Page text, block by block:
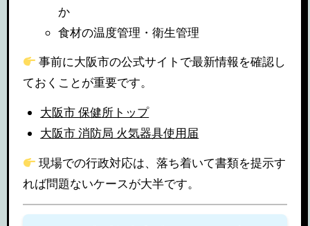
か
食材の温度管理・衛生管理
事前に大阪市の公式サイトで最新情報を確認し
ておくことが重要です。
大阪市 保健所トップ
大阪市 消防局 火気器具使用届
現場での行政対応は、落ち着いて書類を提示す
れば問題ないケースが大半です。